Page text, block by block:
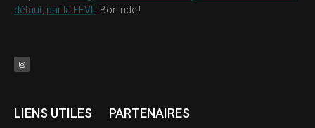
défaut, par la FFVL
. Bon ride !
LIENS UTILES PARTENAIRES